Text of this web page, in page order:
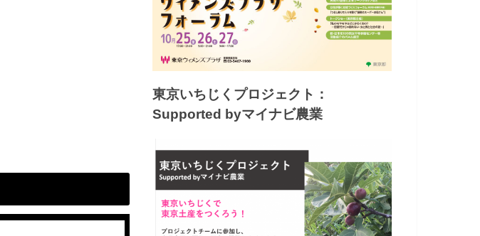
東京いちじくプロジェクト：
Supported byマイナビ農業